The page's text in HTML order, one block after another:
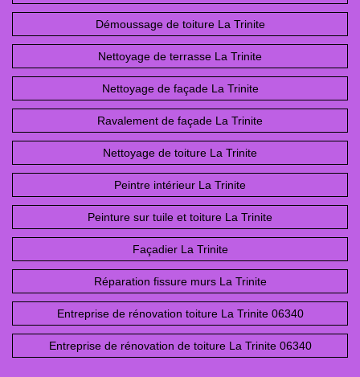
Démoussage de toiture La Trinite
Nettoyage de terrasse La Trinite
Nettoyage de façade La Trinite
Ravalement de façade La Trinite
Nettoyage de toiture La Trinite
Peintre intérieur La Trinite
Peinture sur tuile et toiture La Trinite
Façadier La Trinite
Réparation fissure murs La Trinite
Entreprise de rénovation toiture La Trinite 06340
Entreprise de rénovation de toiture La Trinite 06340